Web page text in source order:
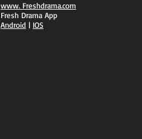
​www. Freshdrama.com
Fresh Drama App
​Android | IOS